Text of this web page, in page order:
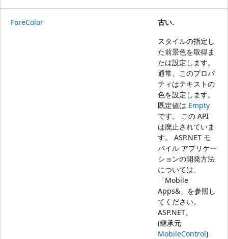
ForeColor
古い.
スタイルの指定し
た前景色を取得ま
たは設定します。
通常、このプロパ
ティはテキストの
色を設定します。
既定値は Empty
です。 この API
は廃止されていま
す。 ASP.NET モ
バイル アプリケー
ションの開発方法
については、
「Mobile
Apps&」を参照し
てください。
ASP.NET。
(継承元
MobileControl)